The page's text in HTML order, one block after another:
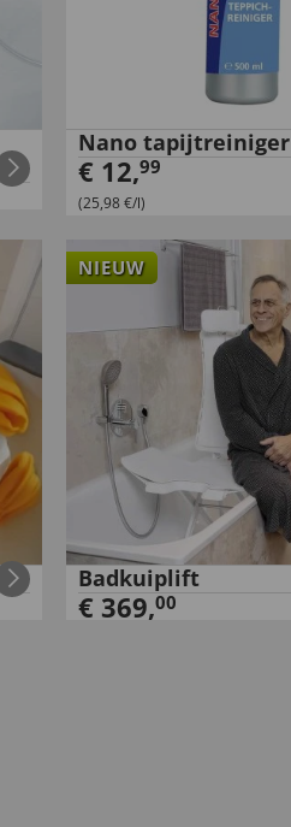
Nano tapijtreiniger
€ 12,99
(25,98 €/l)
NIEUW
Badkuiplift
€ 369,00